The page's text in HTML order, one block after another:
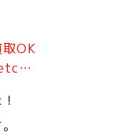
取OK